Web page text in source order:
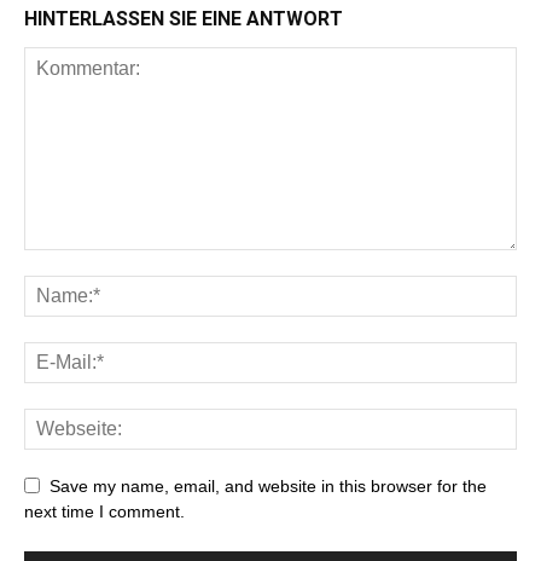
HINTERLASSEN SIE EINE ANTWORT
Save my name, email, and website in this browser for the
next time I comment.